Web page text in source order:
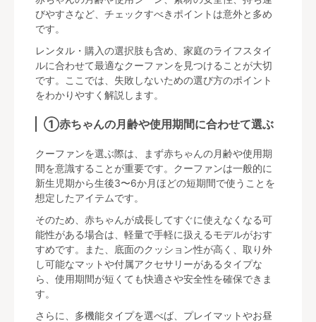
びやすさなど、チェックすべきポイントは意外と多め
です。
レンタル・購入の選択肢も含め、家庭のライフスタイ
ルに合わせて最適なクーファンを見つけることが大切
です。ここでは、失敗しないための選び方のポイント
をわかりやすく解説します。
①赤ちゃんの月齢や使用期間に合わせて選ぶ
クーファンを選ぶ際は、まず赤ちゃんの月齢や使用期
間を意識することが重要です。クーファンは一般的に
新生児期から生後3〜6か月ほどの短期間で使うことを
想定したアイテムです。
そのため、赤ちゃんが成長してすぐに使えなくなる可
能性がある場合は、軽量で手軽に扱えるモデルがおす
すめです。また、底面のクッション性が高く、取り外
し可能なマットや付属アクセサリーがあるタイプな
ら、使用期間が短くても快適さや安全性を確保できま
す。
さらに、多機能タイプを選べば、プレイマットやお昼